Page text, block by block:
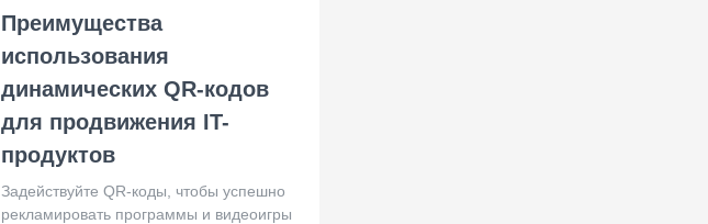
Преимущества
использования
динамических QR-кодов
для продвижения IT-
продуктов
Задействуйте QR-коды, чтобы успешно
рекламировать программы и видеоигры